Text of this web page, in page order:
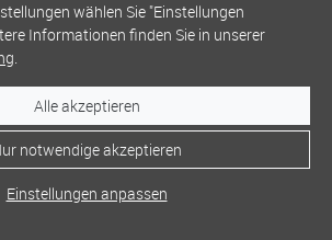
wählen Sie "Einstellungen
Informationen finden Sie in unserer
.
Alle akzeptieren
notwendige akzeptieren
Einstellungen anpassen